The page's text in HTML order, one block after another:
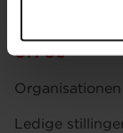
Spørgsmål
OM OS
Organisationen
Ledige